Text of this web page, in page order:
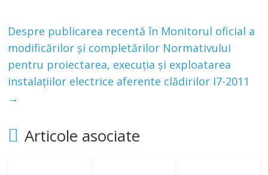
Despre publicarea recentă în Monitorul oficial a
modificărilor și completărilor Normativului
pentru proiectarea, execuția și exploatarea
instalațiilor electrice aferente clădirilor I7-2011
→
Articole asociate